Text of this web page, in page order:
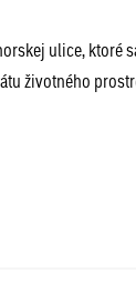
ulice,
životného